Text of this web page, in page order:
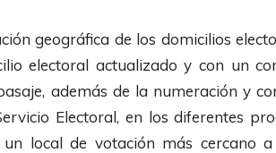
geográfica de los domicilios
electoral actualizado y con un
además de la numeración y
Electoral, en los diferentes
local de votación más cercano a